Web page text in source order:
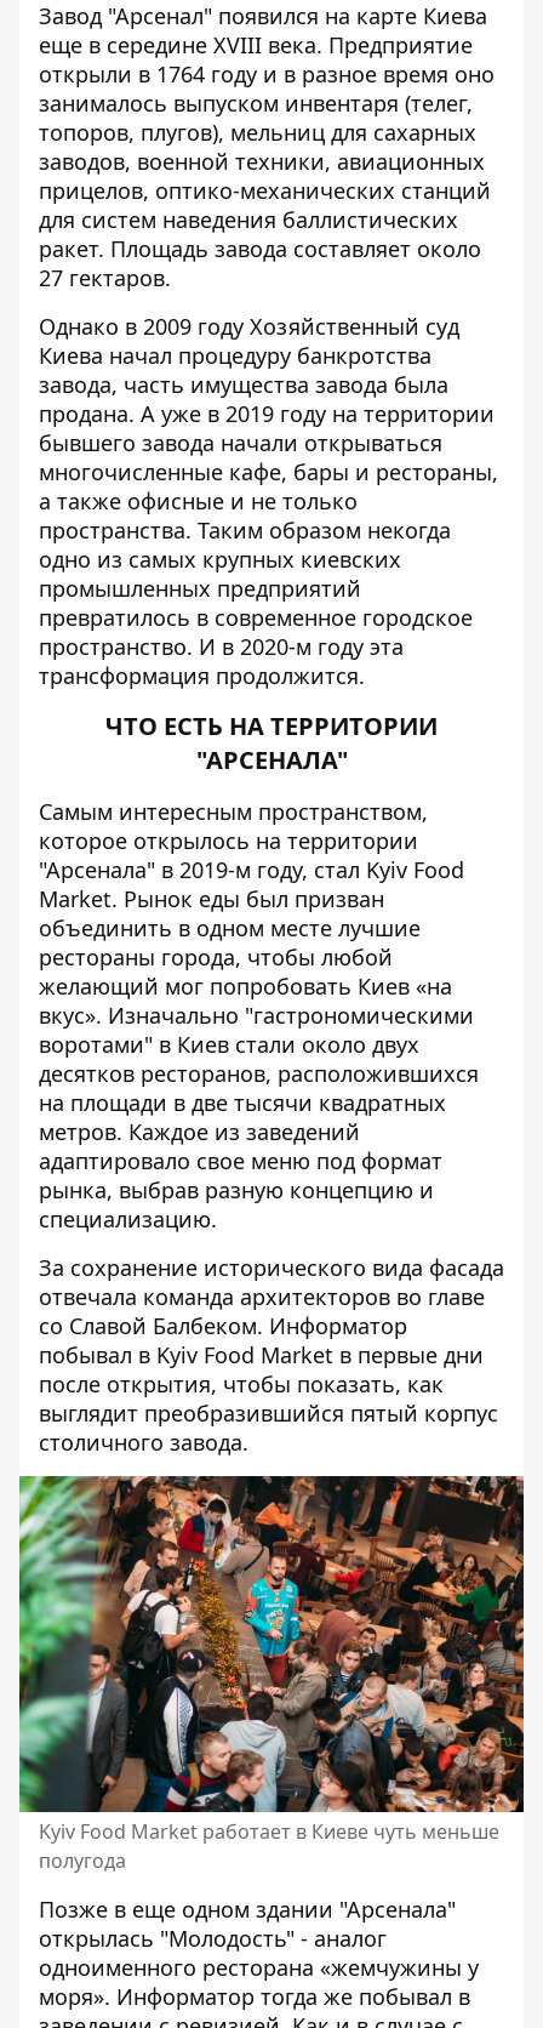
Завод "Арсенал" появился на карте Киева
еще в середине XVIII века. Предприятие
открыли в 1764 году и в разное время оно
занималось выпуском инвентаря (телег,
топоров, плугов), мельниц для сахарных
заводов, военной техники, авиационных
прицелов, оптико-механических станций
для систем наведения баллистических
ракет. Площадь завода составляет около
27 гектаров.
Однако в 2009 году Хозяйственный суд
Киева начал процедуру банкротства
завода, часть имущества завода была
продана. А уже в 2019 году на территории
бывшего завода начали открываться
многочисленные кафе, бары и рестораны,
а также офисные и не только
пространства. Таким образом некогда
одно из самых крупных киевских
промышленных предприятий
превратилось в современное городское
пространство. И в 2020-м году эта
трансформация продолжится.
ЧТО ЕСТЬ НА ТЕРРИТОРИИ
"АРСЕНАЛА"
Самым интересным пространством,
которое открылось на территории
"Арсенала" в 2019-м году, стал Kyiv Food
Market. Рынок еды был призван
объединить в одном месте лучшие
рестораны города, чтобы любой
желающий мог попробовать Киев «на
вкус». Изначально "гастрономическими
воротами" в Киев стали около двух
десятков ресторанов, расположившихся
на площади в две тысячи квадратных
метров. Каждое из заведений
адаптировало свое меню под формат
рынка, выбрав разную концепцию и
специализацию.
За сохранение исторического вида фасада
отвечала команда архитекторов во главе
со Славой Балбеком. Информатор
побывал в Kyiv Food Market в первые дни
после открытия, чтобы показать, как
выглядит преобразившийся пятый корпус
столичного завода.
Kyiv Food Market работает в Киеве чуть меньше
полугода
Позже в еще одном здании "Арсенала"
открылась "Молодость" - аналог
одноименного ресторана «жемчужины у
моря». Информатор тогда же побывал в